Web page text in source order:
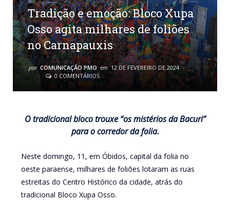
Tradição e emoção: Bloco Xupa
Osso agita milhares de foliões
no Carnapauxis
por COMUNICAÇÃO PMO em 12 DE FEVEREIRO DE 2024
0 COMENTÁRIOS
O tradicional bloco trouxe “os mistérios da Bacuri”
para o corredor da folia.
Neste domingo, 11, em Óbidos, capital da folia no
oeste paraense, milhares de foliões lotaram as ruas
estreitas do Centro Histórico da cidade, atrás do
tradicional Bloco Xupa Osso.